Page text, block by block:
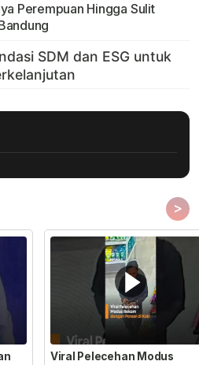
Perempuan Hingga Sulit
>
Viral Pelecehan Modus